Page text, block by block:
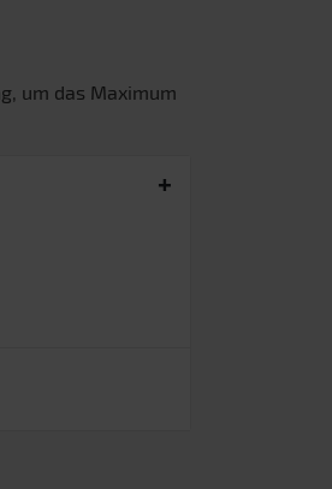
um das Maximum